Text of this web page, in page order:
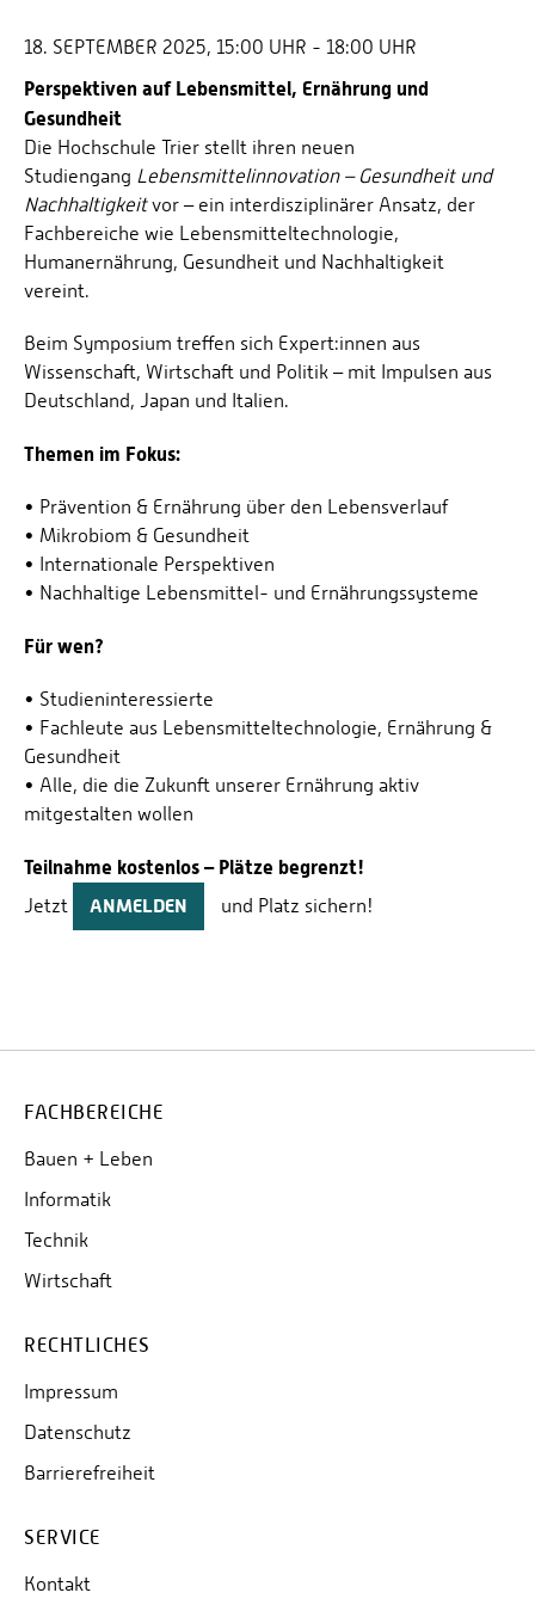
18. SEPTEMBER 2025, 15:00 UHR - 18:00 UHR
Perspektiven auf Lebensmittel, Ernährung und
Gesundheit
Die Hochschule Trier stellt ihren neuen
Studiengang Lebensmittelinnovation – Gesundheit und
Nachhaltigkeitvor – ein interdisziplinärer Ansatz, der
Fachbereiche wie Lebensmitteltechnologie,
Humanernährung, Gesundheit und Nachhaltigkeit
vereint.
Beim Symposium treffen sich Expert:innen aus
Wissenschaft, Wirtschaft und Politik – mit Impulsen aus
Deutschland, Japan und Italien.
Themen im Fokus:
• Prävention & Ernährung über den Lebensverlauf
• Mikrobiom & Gesundheit
• Internationale Perspektiven
• Nachhaltige Lebensmittel- und Ernährungssysteme
Für wen?
• Studieninteressierte
• Fachleute aus Lebensmitteltechnologie, Ernährung &
Gesundheit
• Alle, die die Zukunft unserer Ernährung aktiv
mitgestalten wollen
Teilnahme kostenlos – Plätze begrenzt!
Jetzt ANMELDEN und Platz sichern!
FACHBEREICHE
Bauen + Leben
Informatik
Technik
Wirtschaft
RECHTLICHES
Impressum
Datenschutz
Barrierefreiheit
SERVICE
Kontakt